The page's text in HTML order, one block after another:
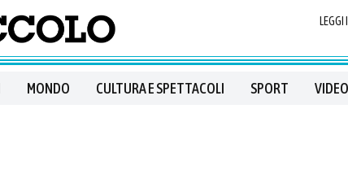
MONDO CULTURA E SPETTACOLI SPORT